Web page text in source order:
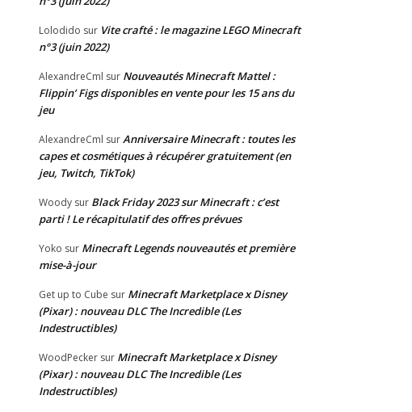
Lolodido sur Vite crafté : le magazine LEGO Minecraft
n°3 (juin 2022)
AlexandreCml sur Nouveautés Minecraft Mattel :
Flippin’ Figs disponibles en vente pour les 15 ans du
jeu
AlexandreCml surAnniversaire Minecraft : toutes les
capes et cosmétiques à récupérer gratuitement (en
jeu, Twitch, TikTok)
Woody sur Black Friday 2023 sur Minecraft : c’est
parti ! Le récapitulatif des offres prévues
Yoko sur Minecraft Legends nouveautés et première
mise-à-jour
Get up to Cube sur Minecraft Marketplace x Disney
(Pixar) : nouveau DLC The Incredible (Les
Indestructibles)
WoodPecker sur Minecraft Marketplace x Disney
(Pixar) : nouveau DLC The Incredible (Les
Indestructibles)